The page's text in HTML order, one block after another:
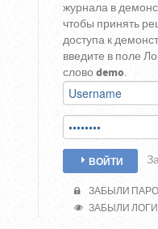
журнала в
чтобы принять
доступа к
введите в поле
слово demo.
ВОЙТИ
ЗАБЫЛИ
ЗАБЫЛИ